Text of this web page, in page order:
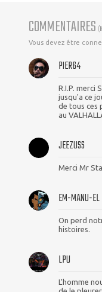
COMMENTAIRES (
Vous devez être
PIER64
R.I.P. merci
jusqu'a ce
de tous ces
au
JEEZUSS
Merci Mr
EM-MANU-EL
On perd
histoires.
LPU
L'homme